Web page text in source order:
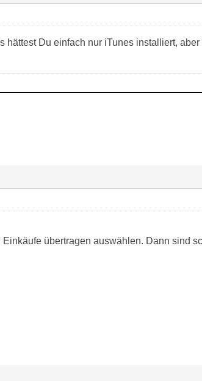
hättest Du einfach nur iTunes installiert,
übertragen auswählen. Dann sind